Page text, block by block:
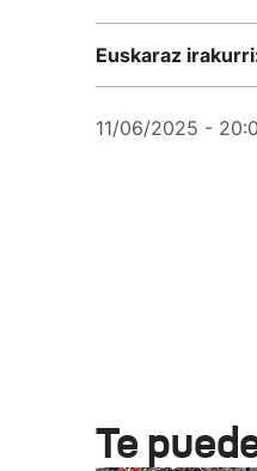
Euskaraz
11/06/2025 -
Te